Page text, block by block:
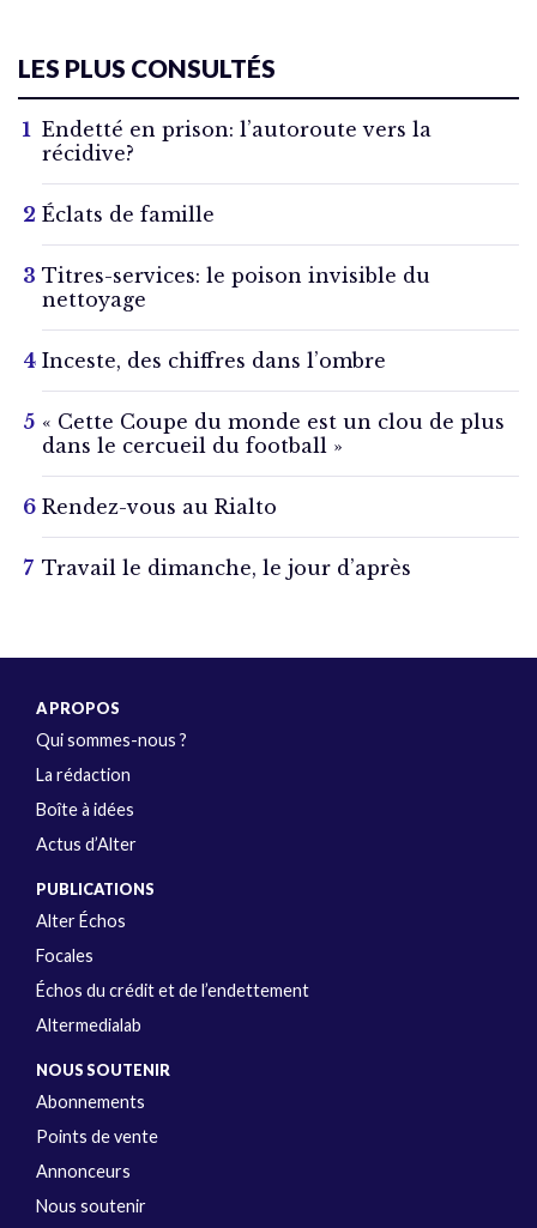
LES PLUS CONSULTÉS
Endetté en prison: l’autoroute vers la
récidive?
Éclats de famille
Titres-services: le poison invisible du
nettoyage
Inceste, des chiffres dans l’ombre
« Cette Coupe du monde est un clou de plus
dans le cercueil du football »
Rendez-vous au Rialto
Travail le dimanche, le jour d’après
A PROPOS
Qui sommes-nous ?
La rédaction
Boîte à idées
Actus d’Alter
PUBLICATIONS
Alter Échos
Focales
Échos du crédit et de l’endettement
Altermedialab
NOUS SOUTENIR
Abonnements
Points de vente
Annonceurs
Nous soutenir